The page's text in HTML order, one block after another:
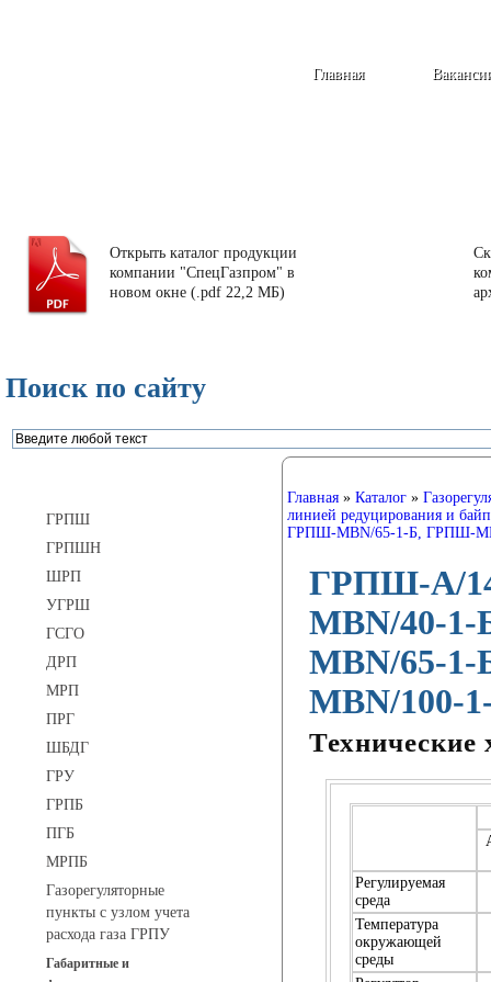
Главная
Открыть каталог продукции
компании "СпецГазпром" в
новом окне (.pdf 22,2 МБ)
Поиск по сайту
ГРПШ
ГРПШН
ШРП
УГРШ
ГСГО
ДРП
МРП
ПРГ
ШБДГ
ГРУ
ГРПБ
ПГБ
МРПБ
Газорегуляторные
пункты с узлом учета
расхода газа ГРПУ
Габаритные и
Главная » Каталог »
линией редуцирования и
ГРПШ-МВN/65-1-Б, ГРПШ-
ГРПШ-А/
МВN/40-
МВN/65-
MBN/100-
Технические
Регулируемая
среда
Температура
окружающей
среды